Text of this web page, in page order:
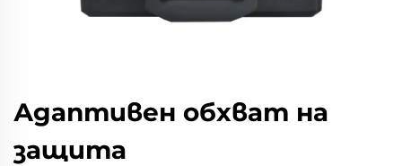
Адаптивен обхват на
защита